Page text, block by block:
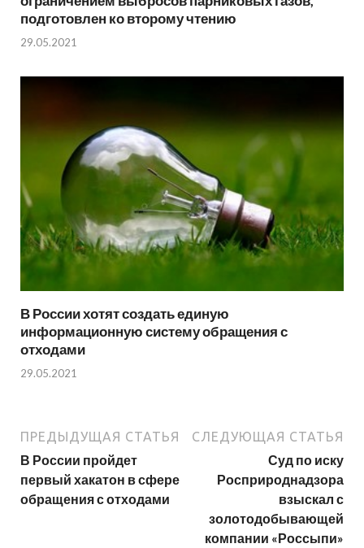
подготовлен ко второму чтению
29.05.2021
В России хотят создать единую
информационную систему обращения с
отходами
29.05.2021
ПРЕДЫДУЩАЯ СТАТЬЯ
В России пройдет
первый хакатон в сфере
обращения с отходами
СЛЕДУЮЩАЯ СТАТЬЯ
Суд по иску
Росприроднадзора
взыскал с
золотодобывающей
компании «Россыпи»